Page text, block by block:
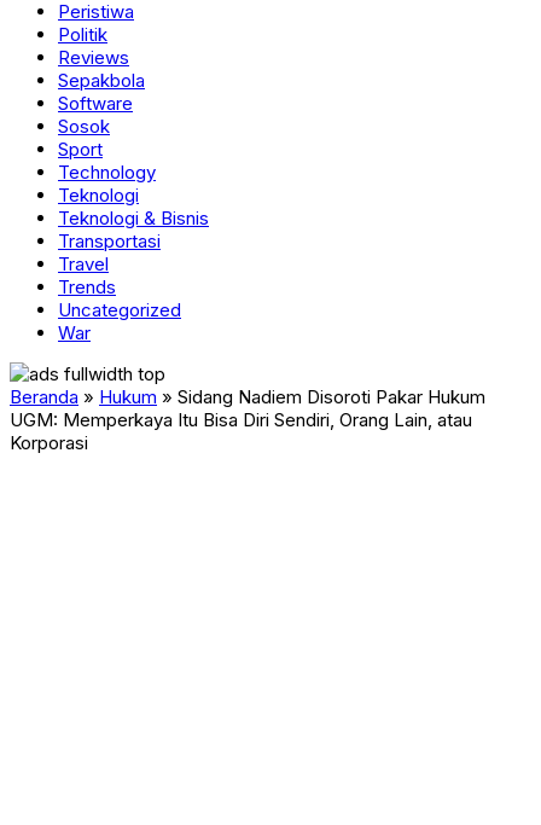
Peristiwa
Politik
Reviews
Sepakbola
Software
Sosok
Sport
Technology
Teknologi
Teknologi & Bisnis
Transportasi
Travel
Trends
Uncategorized
War
Beranda » Hukum » Sidang Nadiem Disoroti Pakar Hukum
UGM: Memperkaya Itu Bisa Diri Sendiri, Orang Lain, atau
Korporasi